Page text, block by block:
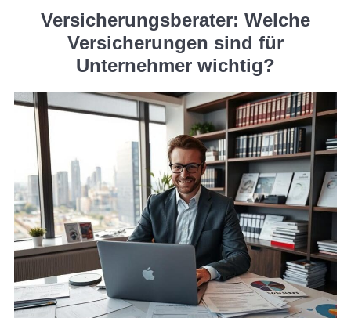
Versicherungsberater: Welche
Versicherungen sind für
Unternehmer wichtig?